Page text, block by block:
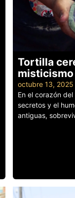
Tortilla
misticismo
octubre 13, 2025
En el corazón
secretos y el
antiguas,